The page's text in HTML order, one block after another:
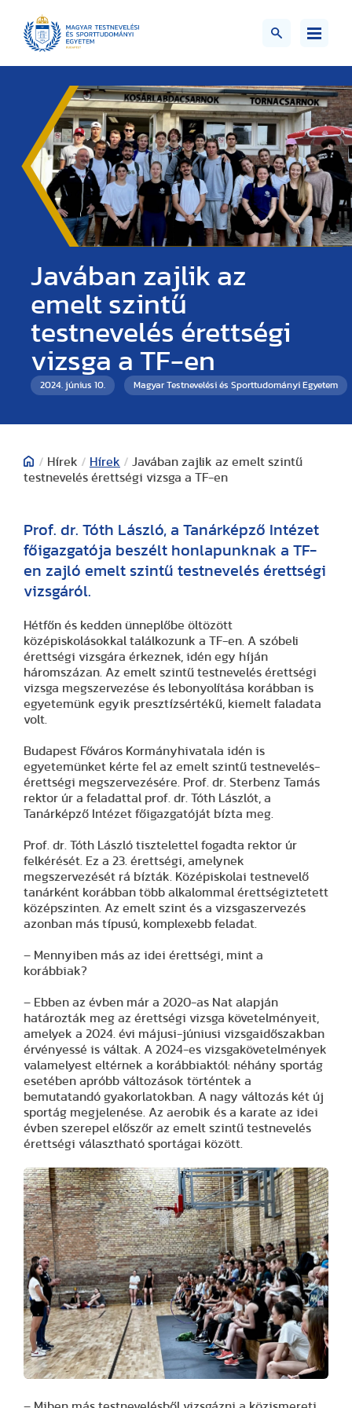
Javában zajlik az
emelt szintű
testnevelés érettségi
vizsga a TF-en
2024. június 10. Magyar Testnevelési és Sporttudományi Egyetem
/ Hírek / Hírek / Javában zajlik az emelt szintű
testnevelés érettségi vizsga a TF-en
Prof. dr. Tóth László, a Tanárképző Intézet
főigazgatója beszélt honlapunknak a TF-
en zajló emelt szintű testnevelés érettségi
vizsgáról.
Hétfőn és kedden ünneplőbe öltözött
középiskolásokkal találkozunk a TF-en. A szóbeli
érettségi vizsgára érkeznek, idén egy híján
háromszázan. Az emelt szintű testnevelés érettségi
vizsga megszervezése és lebonyolítása korábban is
egyetemünk egyik presztízsértékű, kiemelt faladata
volt.
Budapest Főváros Kormányhivatala idén is
egyetemünket kérte fel az emelt szintű testnevelés-
érettségi megszervezésére. Prof. dr. Sterbenz Tamás
rektor úr a feladattal prof. dr. Tóth Lászlót, a
Tanárképző Intézet főigazgatóját bízta meg.
Prof. dr. Tóth László tisztelettel fogadta rektor úr
felkérését. Ez a 23. érettségi, amelynek
megszervezését rá bízták. Középiskolai testnevelő
tanárként korábban több alkalommal érettségiztetett
középszinten. Az emelt szint és a vizsgaszervezés
azonban más típusú, komplexebb feladat.
– Mennyiben más az idei érettségi, mint a
korábbiak?
– Ebben az évben már a 2020-as Nat alapján
határozták meg az érettségi vizsga követelményeit,
amelyek a 2024. évi májusi-júniusi vizsgaidőszakban
érvényessé is váltak. A 2024-es vizsgakövetelmények
valamelyest eltérnek a korábbiaktól: néhány sportág
esetében apróbb változások történtek a
bemutatandó gyakorlatokban. A nagy változás két új
sportág megjelenése. Az aerobik és a karate az idei
évben szerepel előszőr az emelt szintű testnevelés
érettségi választható sportágai között.